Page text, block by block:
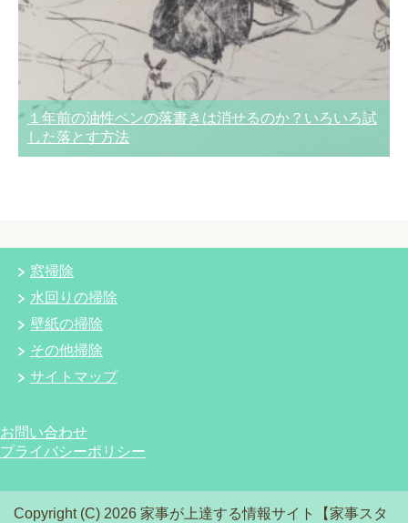
１年前の油性ペンの落書きは消せるのか？いろいろ試
した落とす方法
窓掃除
水回りの掃除
壁紙の掃除
その他掃除
サイトマップ
お問い合わせ
プライバシーポリシー
Copyright (C) 2026 家事が上達する情報サイト【家事スタ